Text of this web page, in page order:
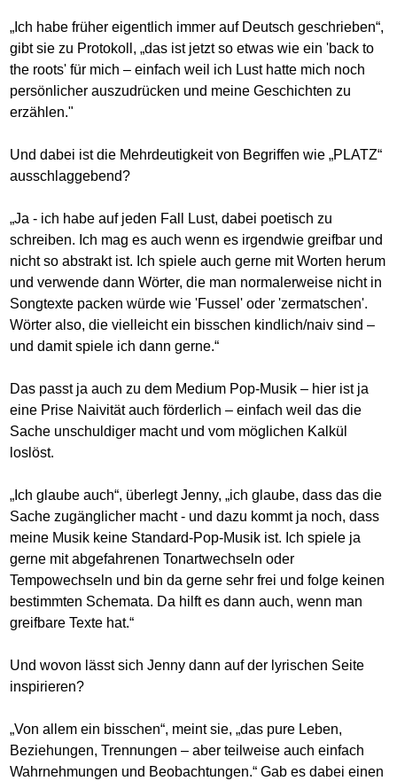
„Ich habe früher eigentlich immer auf Deutsch geschrieben“,
gibt sie zu Protokoll, „das ist jetzt so etwas wie ein 'back to
the roots' für mich – einfach weil ich Lust hatte mich noch
persönlicher auszudrücken und meine Geschichten zu
erzählen."
Und dabei ist die Mehrdeutigkeit von Begriffen wie „PLATZ“
ausschlaggebend?
„Ja - ich habe auf jeden Fall Lust, dabei poetisch zu
schreiben. Ich mag es auch wenn es irgendwie greifbar und
nicht so abstrakt ist. Ich spiele auch gerne mit Worten herum
und verwende dann Wörter, die man normalerweise nicht in
Songtexte packen würde wie 'Fussel' oder 'zermatschen'.
Wörter also, die vielleicht ein bisschen kindlich/naiv sind –
und damit spiele ich dann gerne.“
Das passt ja auch zu dem Medium Pop-Musik – hier ist ja
eine Prise Naivität auch förderlich – einfach weil das die
Sache unschuldiger macht und vom möglichen Kalkül
loslöst.
„Ich glaube auch“, überlegt Jenny, „ich glaube, dass das die
Sache zugänglicher macht - und dazu kommt ja noch, dass
meine Musik keine Standard-Pop-Musik ist. Ich spiele ja
gerne mit abgefahrenen Tonartwechseln oder
Tempowechseln und bin da gerne sehr frei und folge keinen
bestimmten Schemata. Da hilft es dann auch, wenn man
greifbare Texte hat.“
Und wovon lässt sich Jenny dann auf der lyrischen Seite
inspirieren?
„Von allem ein bisschen“, meint sie, „das pure Leben,
Beziehungen, Trennungen – aber teilweise auch einfach
Wahrnehmungen und Beobachtungen.“ Gab es dabei einen